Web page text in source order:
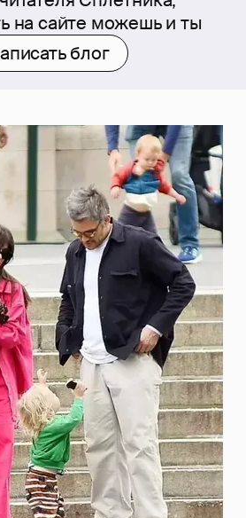
на сайте можешь и ты
блог